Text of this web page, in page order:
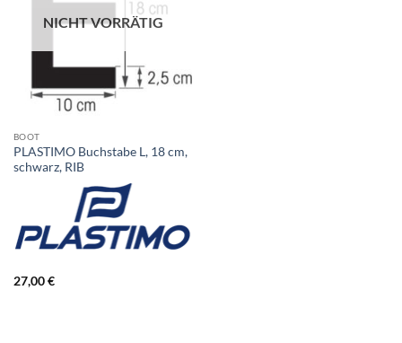
NICHT VORRÄTIG
BOOT
PLASTIMO Buchstabe L, 18 cm,
schwarz, RIB
27,00€